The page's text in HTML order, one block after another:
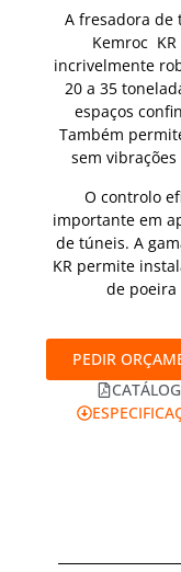
A fresadora de
Kemroc
incrivelmente
20 a 35
espaços
Também
sem
O controlo
importante em
de túneis. A
KR permite
de
PEDIR